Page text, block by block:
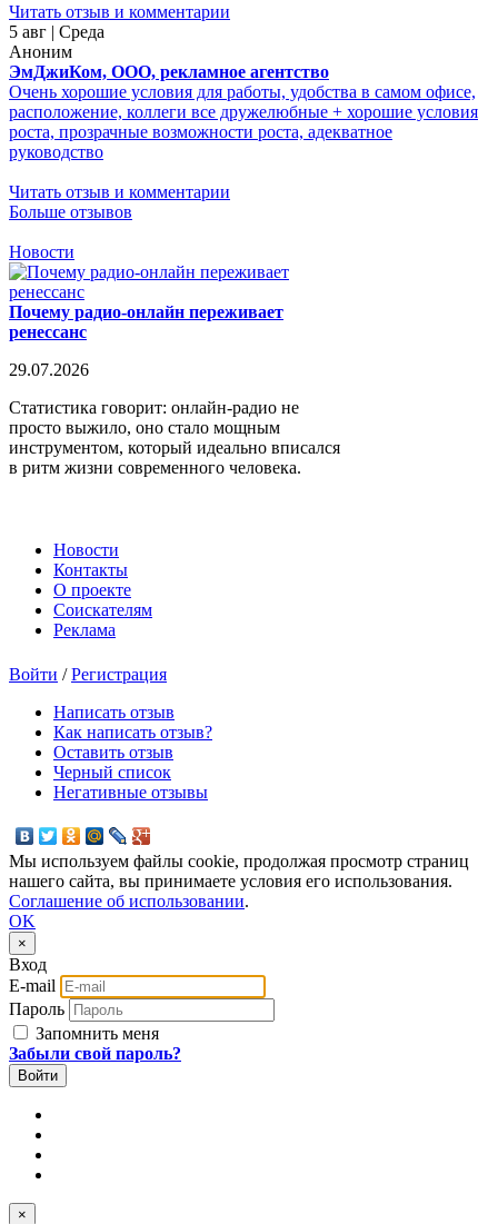
Читать отзыв и комментарии
5 авг | Среда
Аноним
ЭмДжиКом, ООО, рекламное агентство
Очень хорошие условия для работы, удобства в самом офисе,
расположение, коллеги все дружелюбные + хорошие условия
роста, прозрачные возможности роста, адекватное
руководство
Читать отзыв и комментарии
Больше отзывов
Новости
Почему радио-онлайн переживает
ренессанс
29.07.2026
Статистика говорит: онлайн-радио не
просто выжило, оно стало мощным
инструментом, который идеально вписался
в ритм жизни современного человека.
Новости
Контакты
О проекте
Соискателям
Реклама
Войти /Регистрация
Написать отзыв
Как написать отзыв?
Оставить отзыв
Черный список
Негативные отзывы
Мы используем файлы cookie, продолжая просмотр страниц
нашего сайта, вы принимаете условия его использования.
Соглашение об использовании.
OK
×
Вход
E-mail
Пароль
Запомнить меня
Забыли свой пароль?
×